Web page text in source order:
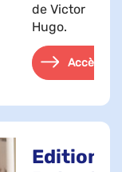
de Victor
Hugo.
Accès
Editions